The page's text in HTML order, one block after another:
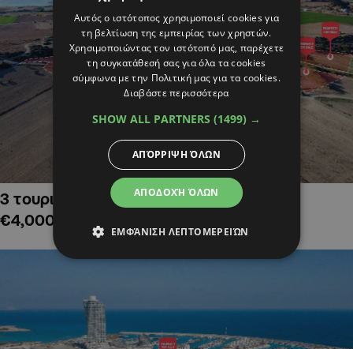
3 τουριστικά χωράφια στην Αλαμινό,
€4,000,000
Αυτός ο ιστότοπος χρησιμοποιεί cookies για
τη βελτίωση της εμπειρίας των χρηστών.
Χρησιμοποιώντας τον ιστότοπό μας, παρέχετε
τη συγκατάθεσή σας για όλα τα cookies
σύμφωνα με την Πολιτική μας για τα cookies.
Διαβάστε περισσότερα
SHOW ALL PARTNERS (1499) →
ΑΠΟΔΟΧΉ ΌΛΩΝ
ΑΠΌΡΡΙΨΗ ΌΛΩΝ
ΕΜΦΆΝΙΣΗ ΛΕΠΤΟΜΕΡΕΙΏΝ